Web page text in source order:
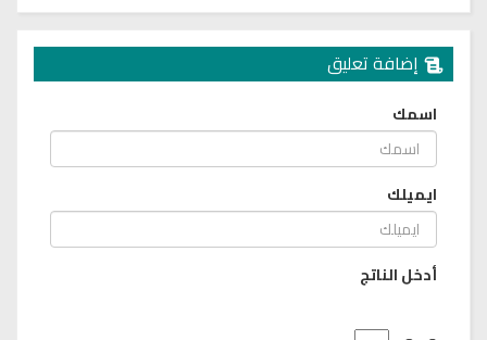
إضافة تعليق
اسمك
ايميلك
أدخل الناتج